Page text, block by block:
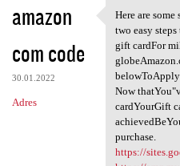
amazon
com code
30.01.2022
Adres
Here are
Here are
two easy
gift cardFor
Now
cardYourGift
purchase.
https://